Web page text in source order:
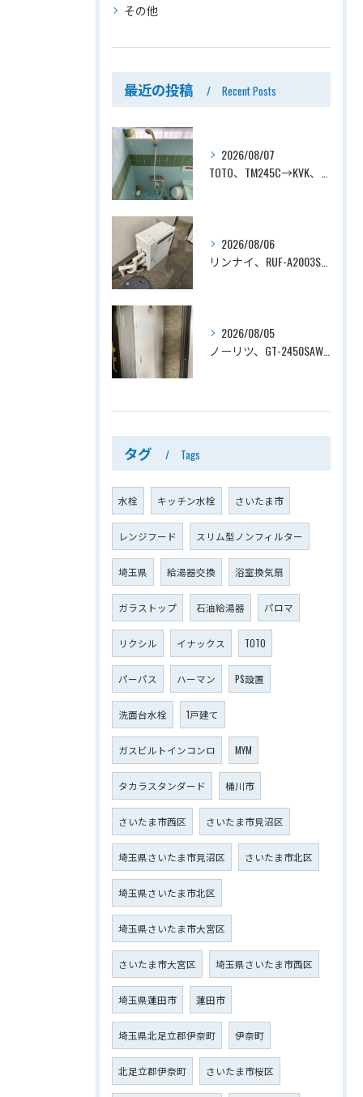
その他
最近の投稿 Recent Posts
2026/08/07
2026/08/06
2026/08/05
タグ Tags
水栓 キッチン水栓 さいたま市
レンジフード スリム型ノンフィルター
埼玉県 給湯器交換 浴室換気扇
ガラストップ 石油給湯器 パロマ
リクシル イナックス TOTO
パーパス ハーマン PS設置
洗面台水栓 1戸建て
ガスビルトインコンロ MYM
タカラスタンダード 桶川市
さいたま市西区 さいたま市見沼区
埼玉県さいたま市見沼区 さいたま市北区
埼玉県さいたま市北区
埼玉県さいたま市大宮区
さいたま市大宮区 埼玉県さいたま市西区
埼玉県蓮田市 蓮田市
埼玉県北足立郡伊奈町 伊奈町
北足立郡伊奈町 さいたま市桜区